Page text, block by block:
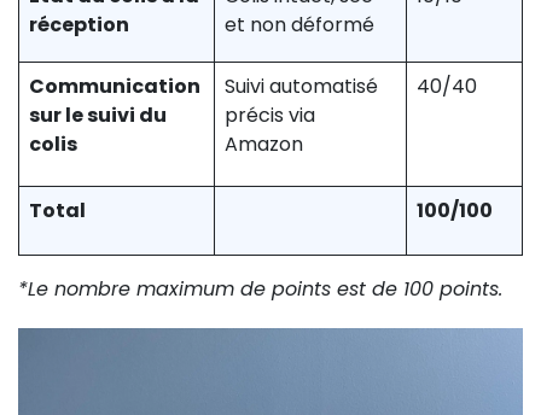
réception
et non déformé
Communication
sur le suivi du
colis
Suivi automatisé
précis via
Amazon
40/40
Total 100/100
*Le nombre maximum de points est de 100 points.